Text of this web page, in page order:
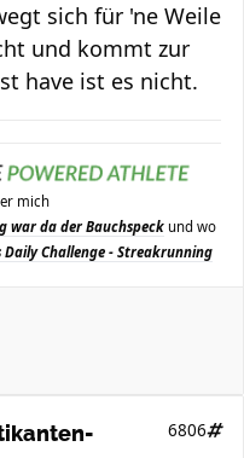
sich für 'ne Weile
und kommt zur
have ist es nicht.
mich
war da der Bauchspeck und wo
Daily Challenge - Streakrunning
6806